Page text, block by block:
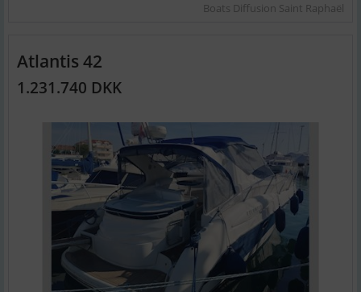
Boats Diffusion Saint Raphaël
Atlantis 42
1.231.740 DKK